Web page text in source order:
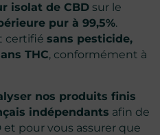
isolat de CBD sur le
pur à 99,5%.
certifiésans pesticide,
THC, conformément à
nos produits finis
indépendants afin de
pour vous assurer que